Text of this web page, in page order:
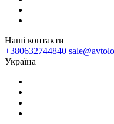
Наші контакти
+380632744840
Українa